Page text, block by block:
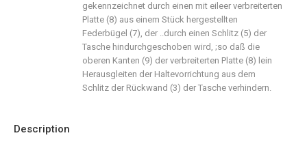
Description
gekennzeichnet durch einen mit eileer verbreiterten
Platte (8) aus einem Stück hergestellten
Federbügel (7), der ..durch einen Schlitz (5) der
Tasche hindurchgeschoben wird, ;so daß die
oberen Kanten (9) der verbreiterten Platte (8) lein
Herausgleiten der Haltevorrichtung aus dem
Schlitz der Rückwand (3) der Tasche verhindern.